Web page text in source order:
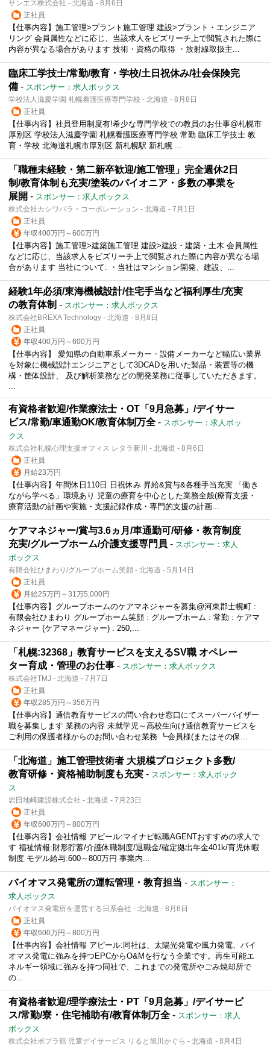
サンエス株式会社 - 北海道 - 8月6日
正社員
【仕事内容】施工管理>プラント施工管理 建設>プラント・エンジニア
リング 会員属性などに応じ、当該求人をビズリーチ上で閲覧された際に
内容が異なる場合があります 技術・資格の取得 ・放射線取扱主...
臨床工学技士/常勤/教育・学校/土日祝休み/社会保険完
備 - スポンサー：求人ボックス
学校法人滋慶学園 札幌看護医療専門学校 - 北海道 - 8月8日
正社員
【仕事内容】社員登用制度有!希少な専門学校での教員のお仕事@札幌市
厚別区 学校法人滋慶学園 札幌看護医療専門学校 常勤 臨床工学技士 教
育・学校 北海道札幌市厚別区 新札幌駅 新札幌 ...
「職種未経験・第二新卒歓迎/施工管理」完全週休2日
制/教育体制も充実/塗装のパイオニア・多数の事業を
展開 - スポンサー：求人ボックス
株式会社カシワバラ・コーポレーション - 北海道 - 7月1日
正社員
年収400万円～600万円
【仕事内容】施工管理>建築施工管理 建設>建設・建築・土木 会員属性
などに応じ、当該求人をビズリーチ上で閲覧された際に内容が異なる場
合があります 当社について: ・当社はマンション開発、建設、...
経験1年必須/東海機械設計/住宅手当など福利厚生/充実
の教育体制 - スポンサー：求人ボックス
株式会社BREXA Technology - 北海道 - 8月8日
正社員
年収400万円～600万円
【仕事内容】 愛知県の自動車系メーカー・設備メーカーなど幅広い業界
を対象に機械設計エンジニアとして3DCADを用いた製品・装置等の機
構・筐体設計、 及び解析業務などの開発業務に従事していただきます。
有資格者歓迎/作業療法士・OT「9月急募」/デイサー
ビス/常勤/車通勤OK/教育体制万全 - スポンサー：求人ボッ
クス
株式会社札幌心理支援オフィス レタラ新川 - 北海道 - 8月6日
正社員
月給23万円
【仕事内容】年間休日110日 日祝休み 昇給&賞与&各種手当充実 「働き
ながら学べる」環境あり 児童の療育を中心とした業務全般(療育支援・
療育活動の計画や実施・支援記録作成・専門的支援の計画...
ケアマネジャー/賞与3.6ヵ月/車通勤可/研修・教育制度
充実/グループホーム/介護支援専門員 - スポンサー：求人
ボックス
有限会社ひまわり/グループホーム笑顔 - 北海道 - 5月14日
正社員
月給25万円～31万5,000円
【仕事内容】グループホームのケアマネジャーを募集@河東郡士幌町 :
有限会社ひまわり グループホーム笑顔 : グループホーム : 常勤 : ケアマ
ネジャー (ケアマネージャー) : 250,...
「札幌:32368」教育サービスを支えるSV職 オペレー
ター育成・管理のお仕事 - スポンサー：求人ボックス
株式会社TMJ - 北海道 - 7月7日
正社員
年収285万円～356万円
【仕事内容】通信教育サービスの問い合わせ窓口にてスーパーバイザー
職を募集します 業務の内容 未就学児～高校生向け通信教育サービスを
ご利用の保護者様からのお問い合わせ業務 ┗会員様(またはその保...
「北海道」施工管理技術者 大規模プロジェクト多数/
教育研修・資格補助制度も充実 - スポンサー：求人ボック
ス
岩田地崎建設株式会社 - 北海道 - 7月23日
正社員
年収600万円～800万円
【仕事内容】会社情報 アピール:マイナビ転職AGENTおすすめの求人で
す 福祉情報:財形貯蓄/介護休職制度/退職金/確定拠出年金401k/育児休暇
制度 モデル給与:600～800万円 事業内...
バイオマス発電所の運転管理・教育担当 - スポンサー：
求人ボックス
バイオマス発電所を運営する日系会社 - 北海道 - 8月6日
正社員
年収600万円～800万円
【仕事内容】会社情報 アピール:同社は、太陽光発電や風力発電、バイ
オマス発電に強みを持つEPCからO&Mを行なう企業です。再生可能エ
ネルギー領域に強みを持つ同社で、これまでの発電所やごみ焼却所で
の...
有資格者歓迎/理学療法士・PT「9月急募」/デイサービ
ス/常勤/寮・住宅補助有/教育体制万全 - スポンサー：求人
ボックス
株式会社ポプラ舘 児童デイサービス リると旭川かぐら - 北海道 - 8月4日